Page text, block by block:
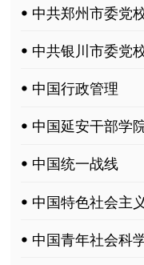
ꔷ 中共郑州市委党
ꔷ 中共银川市委党
ꔷ 中国行政管理
ꔷ 中国延安干部学
ꔷ 中国统一战线
ꔷ 中国特色社会主
ꔷ 中国青年社会科